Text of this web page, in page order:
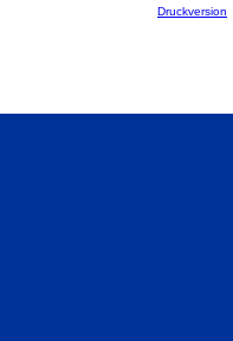
Druckversion